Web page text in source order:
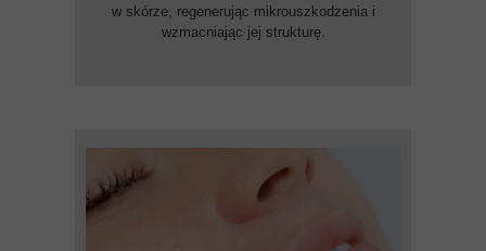
w skórze, regenerując mikrouszkodzenia i
wzmacniając jej strukturę.